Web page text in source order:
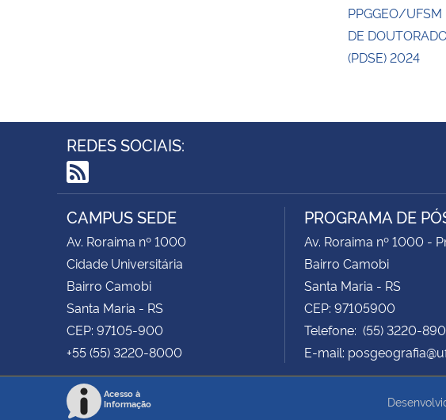
PPGGEO/UFSM
DE
(PDSE) 2024
REDES SOCIAIS:
RSS
CAMPUS SEDE
Av. Roraima nº 1000
Cidade Universitária
Bairro Camobi
Santa Maria - RS
CEP: 97105-900
+55 (55) 3220-8000
PROGRAMA DE
Av. Roraima nº 1000 -
Bairro Camobi
Santa Maria - RS
CEP: 97105900
Telefone: (55) 3220-
E-mail:
Acesso à
Informação